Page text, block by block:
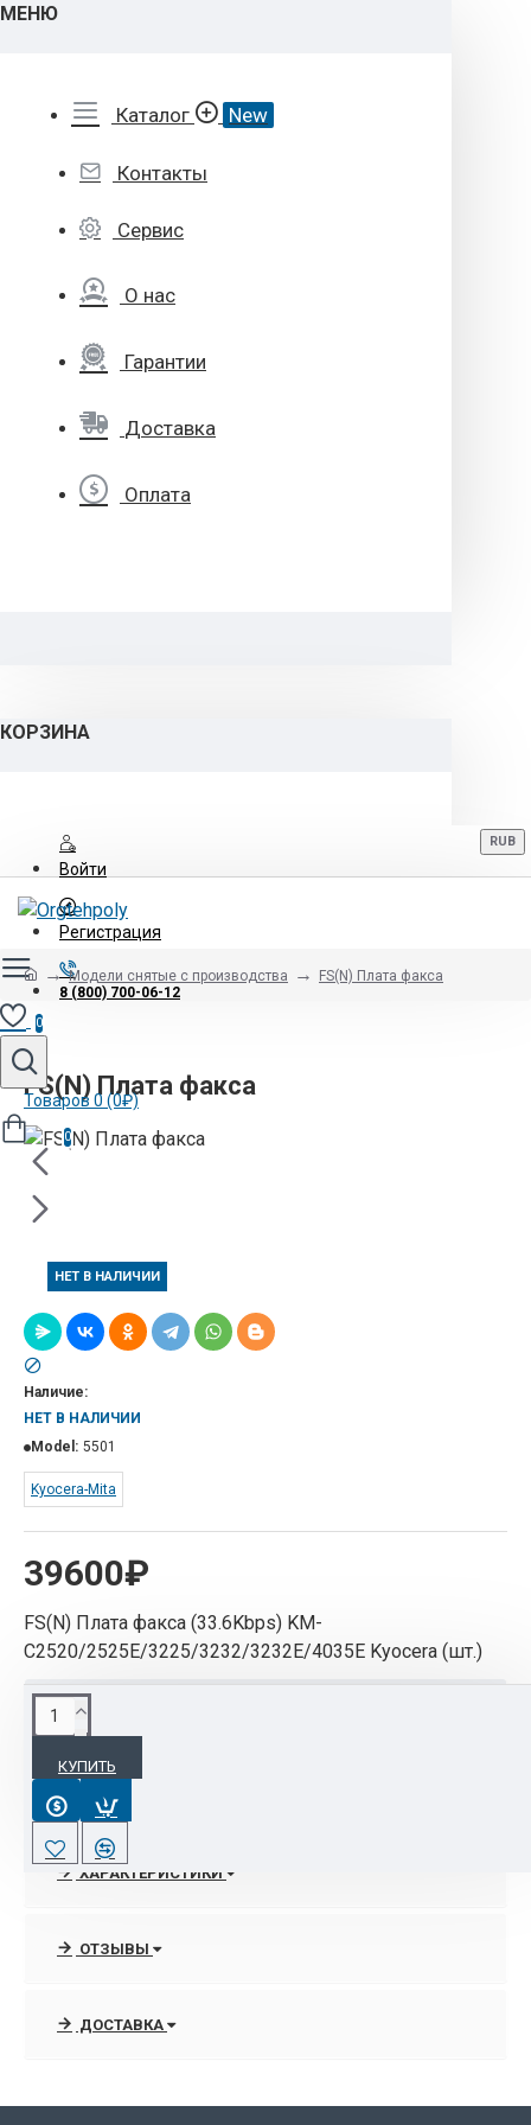
МЕНЮ
Каталог New
Контакты
Сервис
О нас
Гарантии
Доставка
Оплата
КОРЗИНА
Войти
Регистрация
8 (800) 700-06-12
RUB
0
Товаров 0 (0₽)
0
Модели снятые с производства FS(N) Плата факса
FS(N) Плата факса
НЕТ В НАЛИЧИИ
39600₽
Наличие:
НЕТ В НАЛИЧИИ
Model: 5501
Kyocera-Mita
FS(N) Плата факса (33.6Kbps) KM-
C2520/2525E/3225/3232/3232E/4035E Kyocera (шт.)
КУПИТЬ
ОПИСАНИЕ
Вес с упаковкой: 2 кг
Габариты в упаковке (ШхГхВ): (0,38 x 0,32 x 0,12)
м
Скорость передачи: 2 секунды или менее (JBIG).
line/mm. Fine: 8 dot/mm x 7.7 line/mm.Superfine: 8
ХАРАКТЕРИСТИКИ
ОТЗЫВЫ
ДОСТАВКА